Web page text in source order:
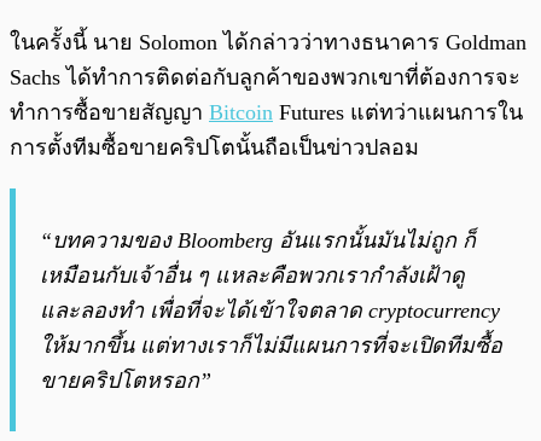
ในครั้งนี้ นาย Solomon ได้กล่าวว่าทางธนาคาร Goldman
Sachs ได้ทำการติดต่อกับลูกค้าของพวกเขาที่ต้องการจะ
ทำการซื้อขายสัญญา Bitcoin Futures แต่ทว่าแผนการใน
การตั้งทีมซื้อขายคริปโตนั้นถือเป็นข่าวปลอม
“บทความของ Bloomberg อันแรกนั้นมันไม่ถูก ก็
เหมือนกับเจ้าอื่น ๆ แหละคือพวกเรากำลังเฝ้าดู
และลองทำ เพื่อที่จะได้เข้าใจตลาด cryptocurrency
ให้มากขึ้น แต่ทางเราก็ไม่มีแผนการที่จะเปิดทีมซื้อ
ขายคริปโตหรอก”